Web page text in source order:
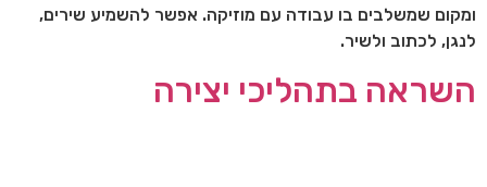
ומקום שמשלבים בו עבודה עם מוזיקה. אפשר להשמיע שירים,
לנגן, לכתוב ולשיר.
השראה בתהליכי יצירה